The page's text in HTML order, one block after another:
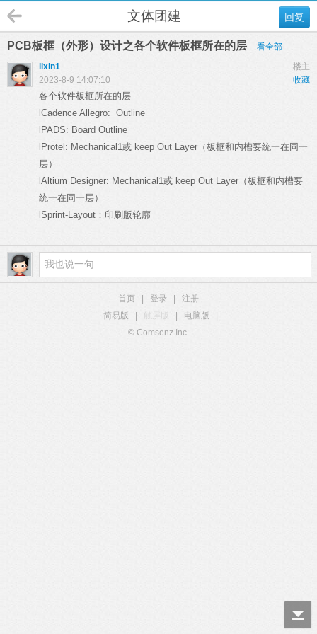
回复
文体团建
PCB板框（外形）设计之各个软件板框所在的层
看全部
楼主
lixin1
收藏
2023-8-9 14:07:10
各个软件板框所在的层
lCadence Allegro: Outline
lPADS: Board Outline
lProtel: Mechanical1或 keep Out Layer（板框和内槽要统一在同一
层）
lAltium Designer: Mechanical1或 keep Out Layer（板框和内槽要
统一在同一层）
lSprint-Layout：印刷版轮廓
首页 登录
注册
简易版
触屏版 电脑版
© Comsenz Inc.